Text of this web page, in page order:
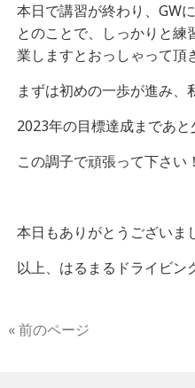
本日で講習が終わり、GW
とのことで、しっかりと
業しますとおっしゃって頂
まずは初めの一歩が進み、
2023年の目標達成まであと
この調子で頑張って下さい！
本日もありがとうございま
以上、はるまるドライビン
« 前のページ